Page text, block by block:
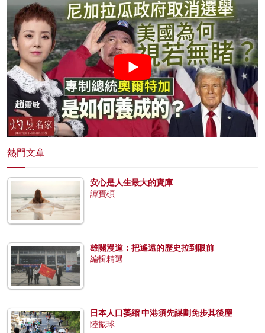
熱門文章
安心是人生最大的寶庫
譚寶碩
雄關漫道：把遙遠的歷史拉到眼前
編輯精選
日本人口萎縮 中港須先謀劃免步其後塵
陸振球